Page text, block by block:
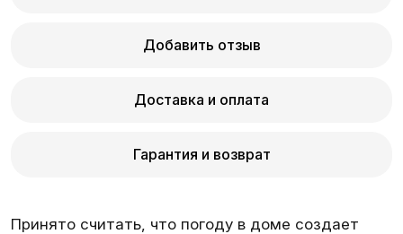
Добавить отзыв
Доставка и оплата
Гарантия и возврат
Принято считать, что погоду в доме создает